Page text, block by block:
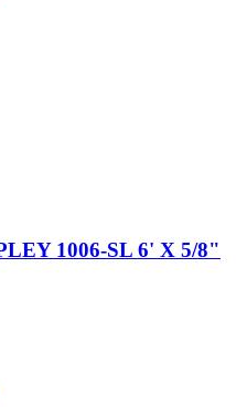
1006-SL 6' X 5/8"